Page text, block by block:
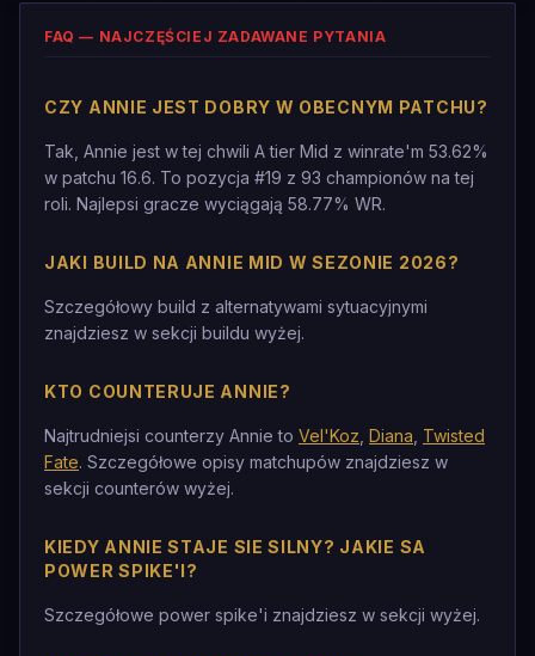
FAQ — NAJCZĘŚCIEJ ZADAWANE PYTANIA
CZY ANNIE JEST DOBRY W OBECNYM PATCHU?
Tak, Annie jest w tej chwili A tier Mid z winrate'm 53.62%
w patchu 16.6. To pozycja #19 z 93 championów na tej
roli. Najlepsi gracze wyciągają 58.77% WR.
JAKI BUILD NA ANNIE MID W SEZONIE 2026?
Szczegółowy build z alternatywami sytuacyjnymi
znajdziesz w sekcji buildu wyżej.
KTO COUNTERUJE ANNIE?
Najtrudniejsi counterzy Annie to Vel'Koz Diana Twisted
Fate. Szczegółowe opisy matchupów znajdziesz w
sekcji counterów wyżej.
KIEDY ANNIE STAJE SIE SILNY? JAKIE SA
POWER SPIKE'I?
Szczegółowe power spike'i znajdziesz w sekcji wyżej.